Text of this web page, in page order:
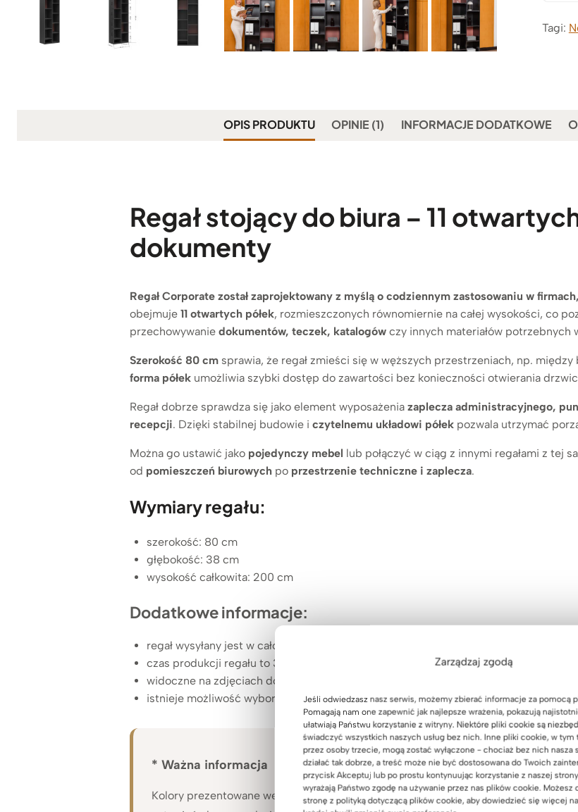
Zarządzaj zgodą
Jeśli odwiedzasz nasz serwis, możemy zbierać informacje za pomocą
Pomagają nam one zapewnić jak najlepsze wrażenia, pokazują
ułatwiają Państwu korzystanie z witryny. Niektóre pliki cookie są
świadczyć wszystkich naszych usług bez nich. Inne pliki cookie, w tym
przez osoby trzecie, mogą zostać wyłączone - chociaż bez nich nasza
działać tak dobrze, a treść może nie być dostosowana do Twoich
przycisk Akceptuj lub po prostu kontynuując korzystanie z naszej
wyrażają Państwo zgodę na używanie przez nas plików cookie. Możesz
stronę z polityką dotyczącą plików cookie, aby dowiedzieć się więcej
Tagi:
OPIS PRODUKTU OPINIE (1) INFORMACJE DODATKOWE
Regał stojący do biura – 11
dokumenty
Regał Corporate został zaprojektowany z myślą o codziennym zastosowaniu w
obejmuje 11 otwartych półek, rozmieszczonych równomiernie na całej wysokości, co
przechowywanie dokumentów, teczek, katalogów czy innych materiałów potrzebnych
Szerokość 80 cm sprawia, że regał zmieści się w węższych przestrzeniach, np.
forma półek umożliwia szybki dostęp do zawartości bez konieczności otwierania
Regał dobrze sprawdza się jako element wyposażenia zaplecza administracyjnego,
recepcji. Dzięki stabilnej budowie i czytelnemu układowi półek pozwala utrzymać
Można go ustawić jako pojedynczy mebel lub połączyć w ciąg z innymi regałami z tej
od pomieszczeń biurowych po przestrzenie techniczne i zaplecza.
Wymiary regału:
szerokość: 80 cm
głębokość: 38 cm
wysokość całkowita: 200 cm
Dodatkowe informacje:
regał wysyłany jest w całości
czas produkcji regału to 3 tygodnie
widoczne na zdjęciach dodatkowe akcesoria NIE są częścią zestawu. Można dokupić
istnieje możliwość wyboru koloru płyty – wzornik kolorów Corporate*
* Ważna informacja
Kolory prezentowane we wzornikuCorporatemogą różnić się od rzeczywistego